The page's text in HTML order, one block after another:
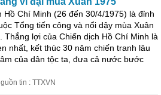
Hồ Chí Minh (26 đến 30/4/1975) là đỉnh
Tổng tiến công và nổi dậy mùa Xuân
Thắng lợi của Chiến dịch Hồ Chí Minh là
nhất, kết thúc 30 năm chiến tranh lâu
của dân tộc ta, đưa cả nước bước
tin : TTXVN